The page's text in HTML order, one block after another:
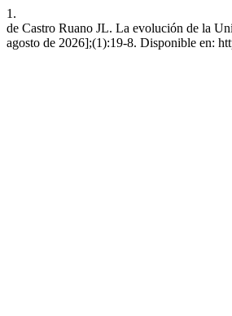
1.
de Castro Ruano JL. La evolución de la
agosto de 2026];(1):19-8. Disponible en: